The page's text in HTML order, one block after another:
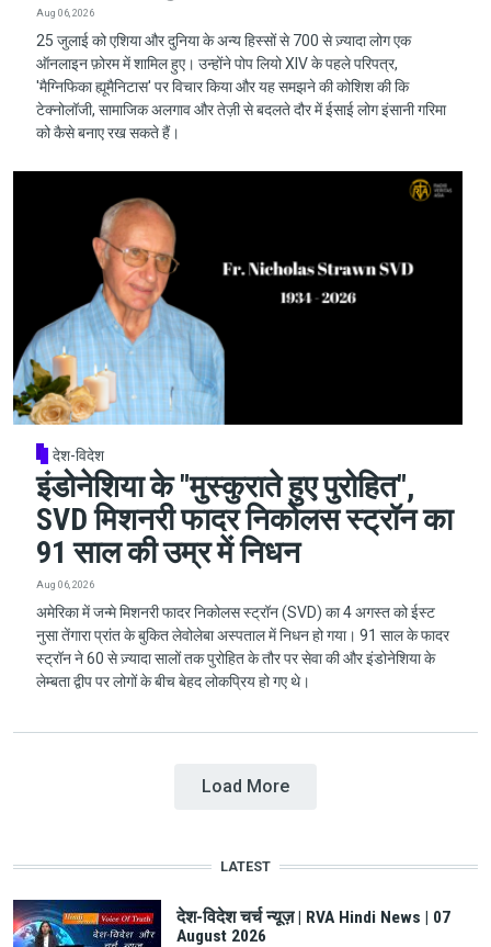
Aug 06, 2026
25 जुलाई को एशिया और दुनिया के अन्य हिस्सों से 700 से ज़्यादा लोग एक
ऑनलाइन फ़ोरम में शामिल हुए। उन्होंने पोप लियो XIV के पहले परिपत्र,
'मैग्निफिका ह्यूमैनिटास' पर विचार किया और यह समझने की कोशिश की कि
टेक्नोलॉजी, सामाजिक अलगाव और तेज़ी से बदलते दौर में ईसाई लोग इंसानी गरिमा
को कैसे बनाए रख सकते हैं।
देश-विदेश
इंडोनेशिया के "मुस्कुराते हुए पुरोहित",
SVD मिशनरी फादर निकोलस स्ट्रॉन का
91 साल की उम्र में निधन
Aug 06, 2026
अमेरिका में जन्मे मिशनरी फादर निकोलस स्ट्रॉन (SVD) का 4 अगस्त को ईस्ट
नुसा तेंगारा प्रांत के बुकित लेवोलेबा अस्पताल में निधन हो गया। 91 साल के फादर
स्ट्रॉन ने 60 से ज़्यादा सालों तक पुरोहित के तौर पर सेवा की और इंडोनेशिया के
लेम्बता द्वीप पर लोगों के बीच बेहद लोकप्रिय हो गए थे।
Load More
LATEST
देश-विदेश चर्च न्यूज़ | RVA Hindi News | 07
August 2026